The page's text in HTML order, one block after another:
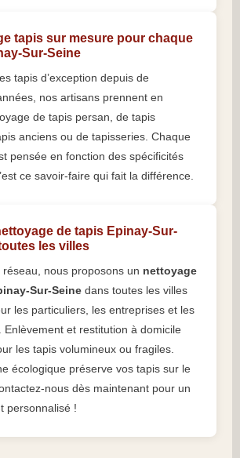
tapis sur mesure pour chaque
Sur-Seine
tapis d’exception depuis de
nos artisans prennent en
de tapis persan, de tapis
anciens ou de tapisseries. Chaque
pensée en fonction des spécificités
ce savoir-faire qui fait la différence.
de tapis Epinay-Sur-
les villes
nous proposons un nettoyage
Sur-Seine dans toutes les villes
les particuliers, les entreprises et les
Enlèvement et restitution à domicile
les tapis volumineux ou fragiles.
écologique préserve vos tapis sur le
nous dès maintenant pour un
personnalisé !